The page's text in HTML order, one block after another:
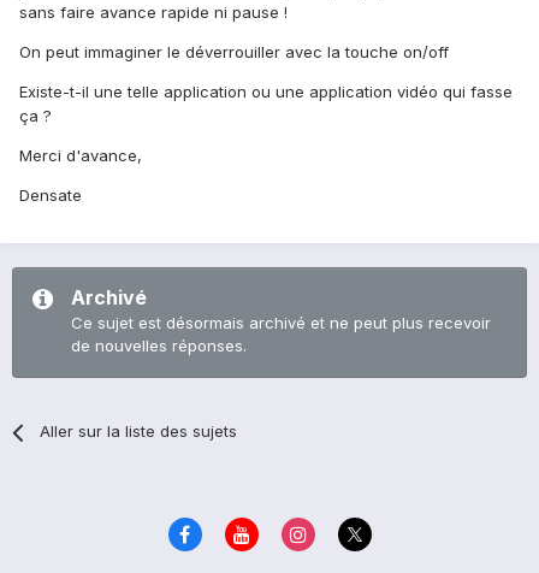
sans faire avance rapide ni pause !
On peut immaginer le déverrouiller avec la touche on/off
Existe-t-il une telle application ou une application vidéo qui fasse
ça ?
Merci d'avance,
Densate
Archivé
Ce sujet est désormais archivé et ne peut plus recevoir
de nouvelles réponses.
Aller sur la liste des sujets